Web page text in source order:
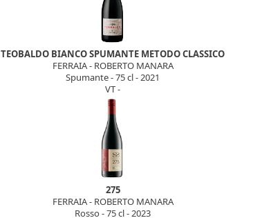
TEOBALDO BIANCO SPUMANTE METODO CLASSICO
FERRAIA - ROBERTO MANARA
Spumante - 75 cl - 2021
VT -
275
FERRAIA - ROBERTO MANARA
Rosso - 75 cl - 2023